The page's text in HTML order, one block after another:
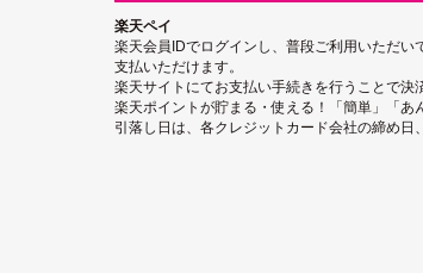
楽天ペイ
楽天会員IDでログインし、普段ご利用いただ
支払いただけます。
楽天サイトにてお支払い手続きを行うことで決
楽天ポイントが貯まる・使える！「簡単」「あ
引落し日は、各クレジットカード会社の締め日